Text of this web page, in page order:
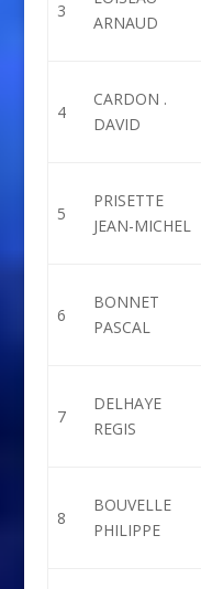
3
ARNAUD
4
CARDON .
DAVID
5
PRISETTE
JEAN-MICHEL
6
BONNET
PASCAL
7
DELHAYE
REGIS
8
BOUVELLE
PHILIPPE